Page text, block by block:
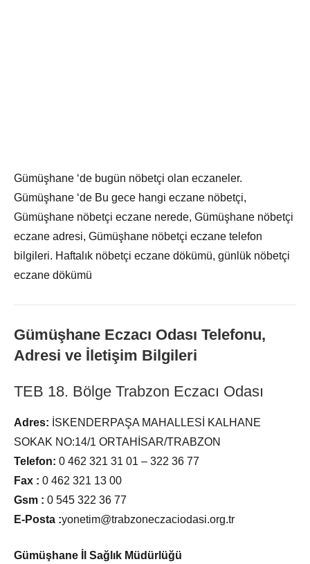
Gümüşhane ‘de bugün nöbetçi olan eczaneler.
Gümüşhane ‘de Bu gece hangi eczane nöbetçi,
Gümüşhane nöbetçi eczane nerede, Gümüşhane nöbetçi
eczane adresi, Gümüşhane nöbetçi eczane telefon
bilgileri. Haftalık nöbetçi eczane dökümü, günlük nöbetçi
eczane dökümü
Gümüşhane Eczacı Odası Telefonu,
Adresi ve İletişim Bilgileri
TEB 18. Bölge Trabzon Eczacı Odası
Adres: İSKENDERPAŞA MAHALLESİ KALHANE
SOKAK NO:14/1 ORTAHİSAR/TRABZON
Telefon: 0 462 321 31 01 – 322 36 77
Fax : 0 462 321 13 00
Gsm : 0 545 322 36 77
E-Posta :yonetim@trabzoneczaciodasi.org.tr
Gümüşhane İl Sağlık Müdürlüğü